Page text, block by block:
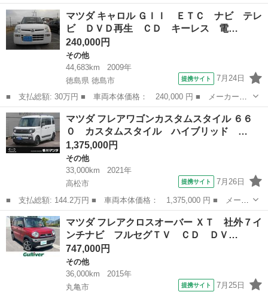
名： マツダ ■ 車種名： キャロル ■ グレード名： ＧＬ 衝突
軽減ブレーキ 誤発進抑制機能 シートヒーター アイドリングスト
ップ 被害軽...
香川 高松市 その他
マツダ キャロル ＧＩＩ ＥＴＣ ナビ テレ
ビ ＤＶＤ再生 ＣＤ キーレス 電…
240,000円
その他
44,683km
2009年
徳島県 徳島市
提携サイト 7月24日
■ 支払総額: 30万円 ■ 車両本体価格： 240,000 円 ■ メーカー
名： マツダ ■ 車種名： キャロル ■ グレード名： ＧＩＩ Ｅ
ＴＣ ナビ テレビ ＤＶＤ再生 ＣＤ キーレス 電格ミラー ■
排気量： 66...
徳島 徳島市 その他
マツダ フレアワゴンカスタムスタイル ６６
０ カスタムスタイル ハイブリッド …
1,375,000円
その他
33,000km
2021年
高松市
提携サイト 7月26日
■ 支払総額: 144.2万円 ■ 車両本体価格： 1,375,000 円 ■ メーカ
ー名： マツダ ■ 車種名： フレアワゴンカスタムスタイル ■ グ
レード名： ６６０ カスタムスタイル ハイブリッド ＸＳ 衝突
被害軽減...
香川 高松市 その他
マツダ フレアクロスオーバー ＸＴ 社外７イ
ンチナビ フルセグＴＶ ＣＤ ＤＶ…
747,000円
その他
36,000km
2015年
丸亀市
提携サイト 7月25日